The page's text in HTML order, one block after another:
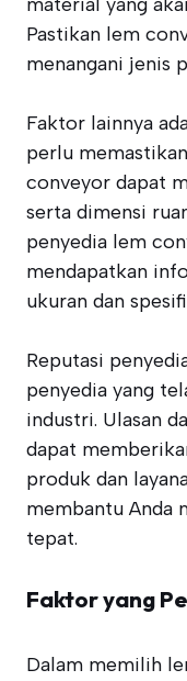
Pastikan lem
menangani jenis
Faktor lainnya
perlu
conveyor dapat
serta dimensi
penyedia lem
mendapatkan
ukuran dan
Reputasi
penyedia yang
industri. Ulasan
dapat
produk dan
membantu Anda
tepat.
Faktor yang
Dalam memilih